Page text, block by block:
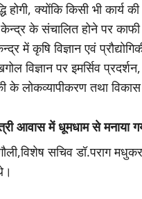
क्योंकि किसी भी कार्य
के संचालित होने पर काफी
में कृषि विज्ञान एवं
विज्ञान पर इमर्सिव
के लोकव्यापीकरण तथा विकास
आवास में धूमधाम से मनाया
सचिव डॉ.पराग मधुकर